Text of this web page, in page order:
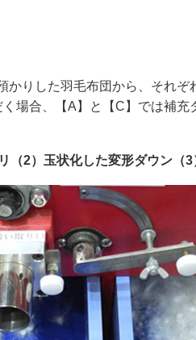
かりした羽毛布団から、それ
場合、【A】と【C】では補
（2）玉状化した変形ダウン（